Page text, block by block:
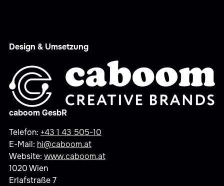
Design & Umsetzung
caboom GesbR
Telefon: +43 1 43 505-10
E-Mail: hi@caboom.at
Website: www.caboom.at
1020 Wien
Erlafstraße 7